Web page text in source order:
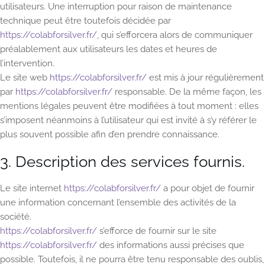
utilisateurs. Une interruption pour raison de maintenance
technique peut être toutefois décidée par
https://colabforsilver.fr/, qui s’efforcera alors de communiquer
préalablement aux utilisateurs les dates et heures de
l’intervention.
Le site web https://colabforsilver.fr/ est mis à jour régulièrement
par https://colabforsilver.fr/ responsable. De la même façon, les
mentions légales peuvent être modifiées à tout moment : elles
s’imposent néanmoins à l’utilisateur qui est invité à s’y référer le
plus souvent possible afin d’en prendre connaissance.
3. Description des services fournis.
Le site internet https://colabforsilver.fr/ a pour objet de fournir
une information concernant l’ensemble des activités de la
société.
https://colabforsilver.fr/ s’efforce de fournir sur le site
https://colabforsilver.fr/ des informations aussi précises que
possible. Toutefois, il ne pourra être tenu responsable des oublis,